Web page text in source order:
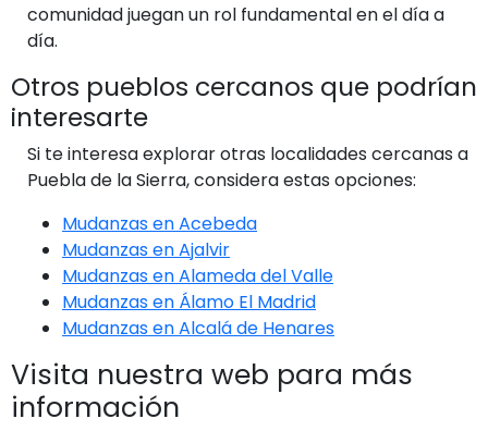
comunidad juegan un rol fundamental en el día a
día.
Otros pueblos cercanos que podrían
interesarte
Si te interesa explorar otras localidades cercanas a
Puebla de la Sierra, considera estas opciones:
Mudanzas en Acebeda
Mudanzas en Ajalvir
Mudanzas en Alameda del Valle
Mudanzas en Álamo El Madrid
Mudanzas en Alcalá de Henares
Visita nuestra web para más
información